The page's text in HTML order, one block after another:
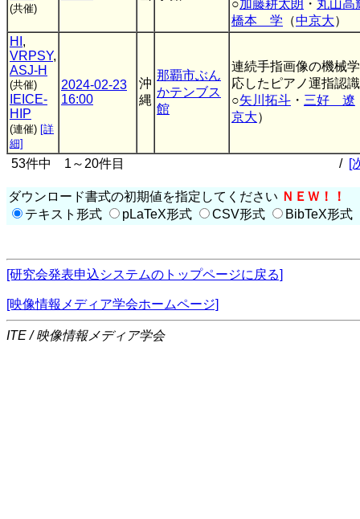
(共催)
○加藤耕太朗 ・ 丸山高
橋本 学 （中京大）
HI ,
VRPSY,
ASJ-H
(共催)
IEICE-
HIP
(連催) [詳
細]
2024-02-23
16:00
沖
縄
那覇市ぶん
かテンブス
館
連続手指画像の機械
応したピアノ運指認
○矢川拓斗 ・ 三好 遼
京大）
53件中 1～20件目 / [
ダウンロード書式の初期値を指定してください ＮＥＷ！！
テキスト形式
pLaTeX形式 CSV形式 BibTeX形式
[研究会発表申込システムのトップページに戻る]
[映像情報メディア学会ホームページ]
ITE / 映像情報メディア学会